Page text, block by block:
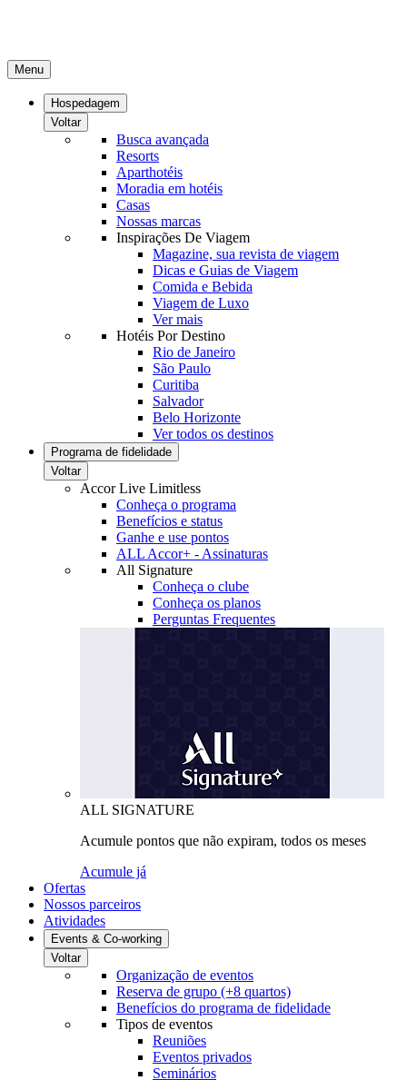
Menu
Hospedagem
Voltar
Busca avançada
Resorts
Aparthotéis
Moradia em hotéis
Casas
Nossas marcas
Inspirações De Viagem
Magazine, sua revista de viagem
Dicas e Guias de Viagem
Comida e Bebida
Viagem de Luxo
Ver mais
Hotéis Por Destino
Rio de Janeiro
São Paulo
Curitiba
Salvador
Belo Horizonte
Ver todos os destinos
Programa de fidelidade
Voltar
Accor Live Limitless
Conheça o programa
Benefícios e status
Ganhe e use pontos
ALL Accor+ - Assinaturas
All Signature
Conheça o clube
Conheça os planos
Perguntas Frequentes
ALL SIGNATURE
Acumule pontos que não expiram, todos os meses
Acumule já
Ofertas
Nossos parceiros
Atividades
Events & Co-working
Voltar
Organização de eventos
Reserva de grupo (+8 quartos)
Benefícios do programa de fidelidade
Tipos de eventos
Reuniões
Eventos privados
Seminários